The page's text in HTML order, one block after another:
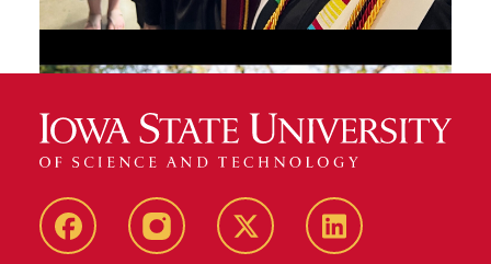
FacebookInstagram Twitter LinkedIn